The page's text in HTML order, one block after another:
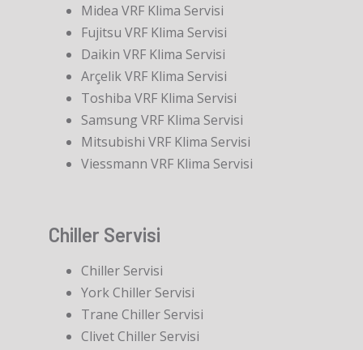
Midea VRF Klima Servisi
Fujitsu VRF Klima Servisi
Daikin VRF Klima Servisi
Arçelik VRF Klima Servisi
Toshiba VRF Klima Servisi
Samsung VRF Klima Servisi
Mitsubishi VRF Klima Servisi
Viessmann VRF Klima Servisi
Chiller Servisi
Chiller Servisi
York Chiller Servisi
Trane Chiller Servisi
Clivet Chiller Servisi